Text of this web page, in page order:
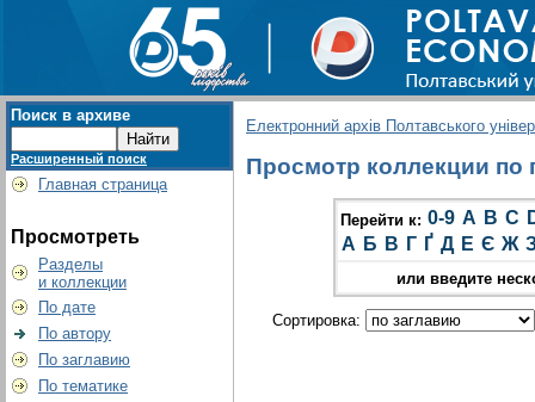
Поиск в архиве
Расширенный поиск
Главная страница
Просмотреть
Разделы
и коллекции
По дате
По автору
По заглавию
По тематике
Електронний архів Полтавського
Просмотр коллекции по
Перейти к: 0-9 A B C
А Б В Г Ґ Д Е Є Ж
или введите
Сортировка: